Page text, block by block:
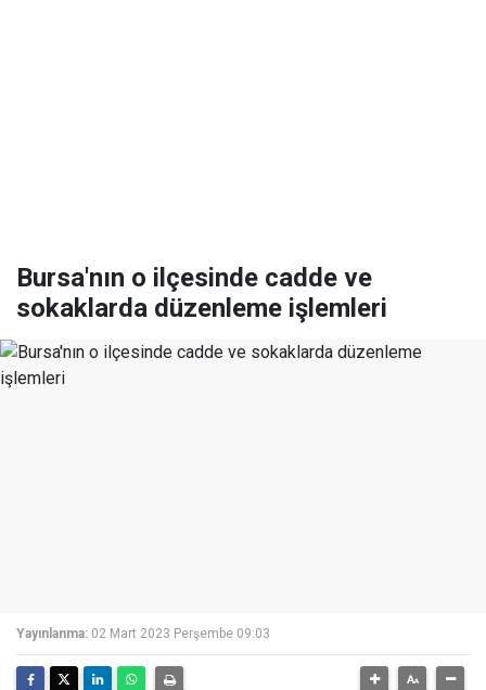
Bursa'nın o ilçesinde cadde ve
sokaklarda düzenleme işlemleri
Yayınlanma: 02 Mart 2023 Perşembe 09:03